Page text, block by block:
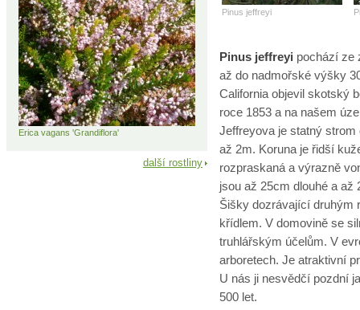
Pinus jeffreyi
Pinus jeffreyi pochází ze
až do nadmořské výšky
California objevil skotský
roce 1853 a na našem
Jeffreyova je statný
až 2m. Koruna je řidší
rozpraskaná a výrazně
jsou až 25cm dlouhé a
Šišky dozrávající druhým
křídlem. V domovině se
truhlářským účelům. V
arboretech. Je atraktivní
U nás ji nesvědčí pozdní
500 let.
Erica vagans 'Grandiflora'
další rostliny